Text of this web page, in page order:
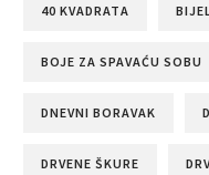
40 KVADRATA
BOJE ZA SPAVAĆU SOBU
DNEVNI BORAVAK
DRVENE ŠKURE